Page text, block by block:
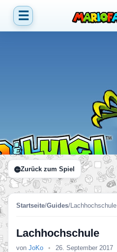
☰
Zurück zum Spiel
Startseite/Guides/Lachhochschule
Lachhochschule
von JoKo • 26. September 2017